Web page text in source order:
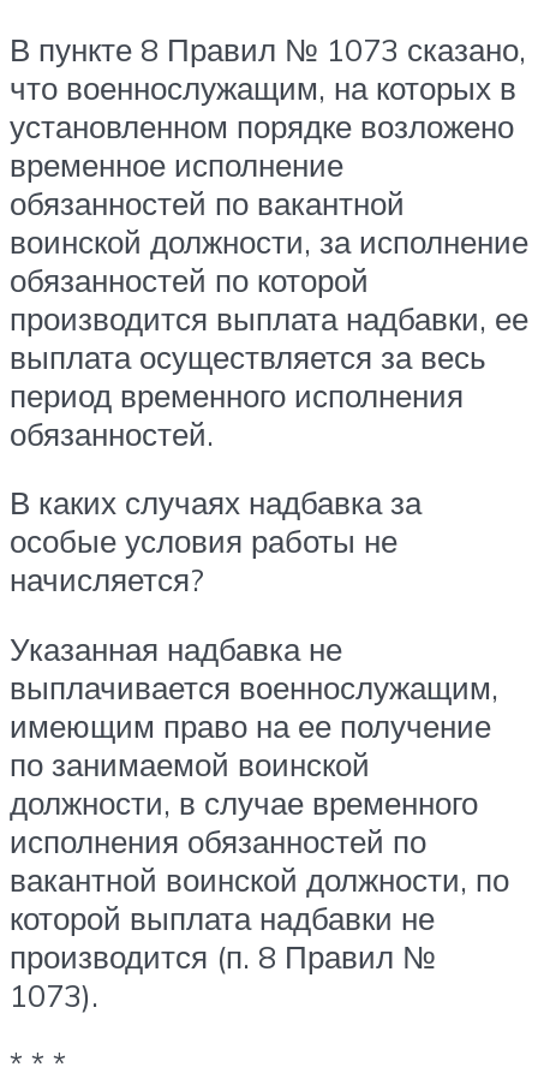
В пункте 8 Правил № 1073 сказано,
что военнослужащим, на которых в
установленном порядке возложено
временное исполнение
обязанностей по вакантной
воинской должности, за исполнение
обязанностей по которой
производится выплата надбавки, ее
выплата осуществляется за весь
период временного исполнения
обязанностей.
В каких случаях надбавка за
особые условия работы не
начисляется?
Указанная надбавка не
выплачивается военнослужащим,
имеющим право на ее получение
по занимаемой воинской
должности, в случае временного
исполнения обязанностей по
вакантной воинской должности, по
которой выплата надбавки не
производится (п. 8 Правил №
1073).
* * *